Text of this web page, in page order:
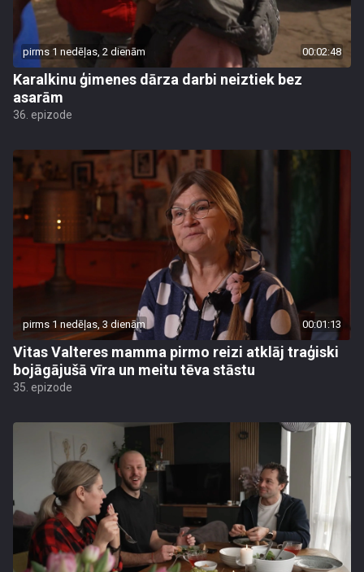
pirms 1 nedēļas, 2 dienām 00:02:48
Karalkinu ģimenes dārza darbi neiztiek bez
asarām
36. epizode
pirms 1 nedēļas, 3 dienām 00:01:13
Vitas Valteres mamma pirmo reizi atklāj traģiski
bojāgājušā vīra un meitu tēva stāstu
35. epizode